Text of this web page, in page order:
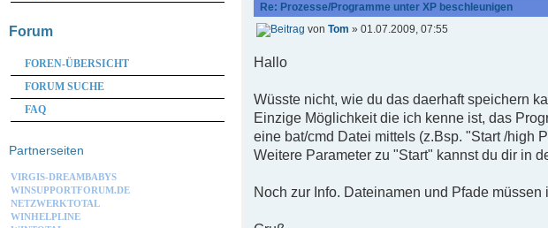
Re: Prozesse/Programme unter XP beschleunigen
vonTom » 01.07.2009, 07:55
Hallo
Wüsste nicht, wie du das daerhaft speichern
Einzige Möglichkeit die ich kenne ist, das
eine bat/cmd Datei mittels (z.Bsp. "Start /high
Weitere Parameter zu "Start" kannst du dir in
Noch zur Info. Dateinamen und Pfade
Forum
FOREN-ÜBERSICHT
FORUM SUCHE
FAQ
Partnerseiten
VIRGIS-DREAMBABYS
WINSUPPORTFORUM.DE
NETZWERKTOTAL
WINHELPLINE